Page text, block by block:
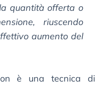
quantità offerta o
riuscendo
aumento del
è una tecnica di